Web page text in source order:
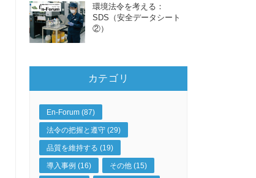
環境法令を考える：
SDS（安全データシート
②）
カテゴリ
En-Forum (87)
法令の把握と遵守 (29)
品質を維持する (19)
導入事例 (16) その他 (15)